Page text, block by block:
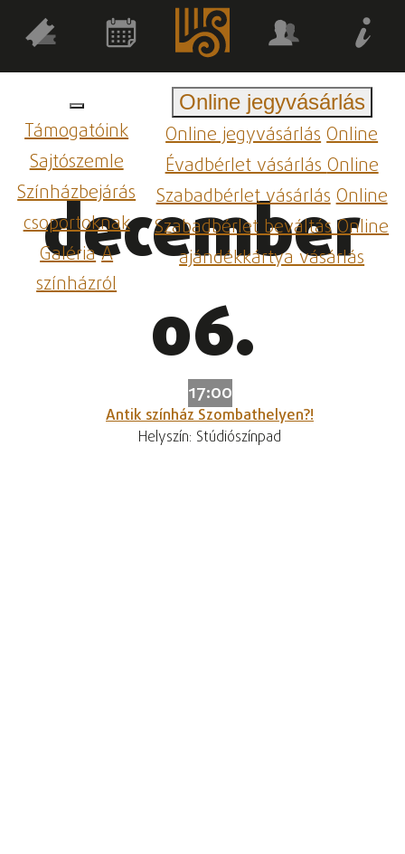
Támogatóink
Sajtószemle
Színházbejárás
csoportoknak
GalériaA
színházról
Online jegyvásárlás
Online jegyvásárlásOnline
Évadbérlet vásárlásOnline
Szabadbérlet vásárlásOnline
Szabadbérlet beváltásOnline
ajándékkártya vásárlás
december
06.
17:00
Antik színház Szombathelyen?!
Helyszín: Stúdiószínpad